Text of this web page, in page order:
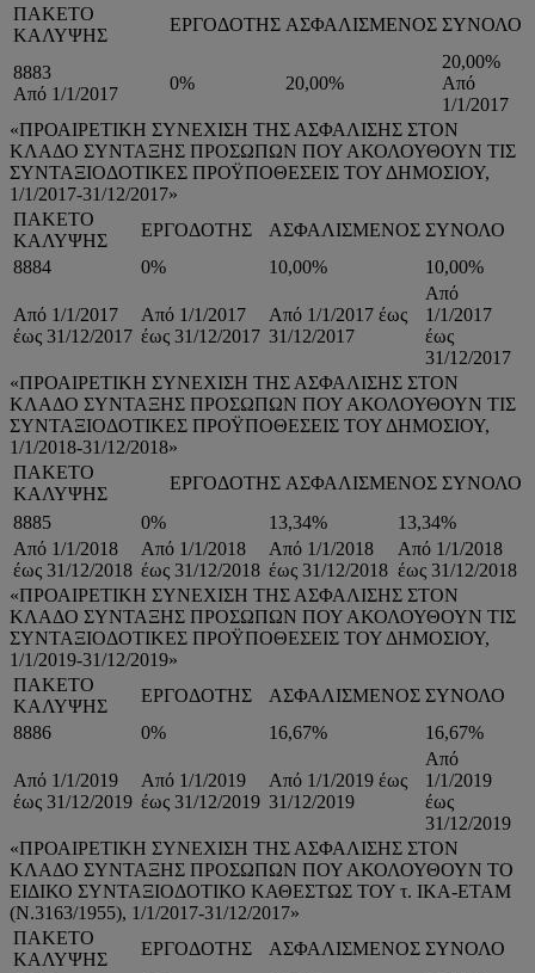
ΠΑΚΕΤΟ
ΚΑΛΥΨΗΣ
ΕΡΓΟΔΟΤΗΣ ΑΣΦΑΛΙΣΜΕΝΟΣ ΣΥΝΟΛΟ
8883
Από 1/1/2017
0% 20,00%
20,00%
Από
1/1/2017
«ΠΡΟΑΙΡΕΤΙΚΗ ΣΥΝΕΧΙΣΗ ΤΗΣ ΑΣΦΑΛΙΣΗΣ ΣΤΟΝ
ΚΛΑΔΟ ΣΥΝΤΑΞΗΣ ΠΡΟΣΩΠΩΝ ΠΟΥ ΑΚΟΛΟΥΘΟΥΝ ΤΙΣ
ΣΥΝΤΑΞΙΟΔΟΤΙΚΕΣ ΠΡΟΫΠΟΘΕΣΕΙΣ ΤΟΥ ΔΗΜΟΣΙΟΥ,
1/1/2017-31/12/2017»
ΠΑΚΕΤΟ
ΚΑΛΥΨΗΣ
ΕΡΓΟΔΟΤΗΣ ΑΣΦΑΛΙΣΜΕΝΟΣ ΣΥΝΟΛΟ
8884
0% 10,00% 10,00%
Από 1/1/2017
έως 31/12/2017
Από 1/1/2017
έως 31/12/2017
Από 1/1/2017 έως
31/12/2017
Από
1/1/2017
έως
31/12/2017
«ΠΡΟΑΙΡΕΤΙΚΗ ΣΥΝΕΧΙΣΗ ΤΗΣ ΑΣΦΑΛΙΣΗΣ ΣΤΟΝ
ΚΛΑΔΟ ΣΥΝΤΑΞΗΣ ΠΡΟΣΩΠΩΝ ΠΟΥ ΑΚΟΛΟΥΘΟΥΝ ΤΙΣ
ΣΥΝΤΑΞΙΟΔΟΤΙΚΕΣ ΠΡΟΫΠΟΘΕΣΕΙΣ ΤΟΥ ΔΗΜΟΣΙΟΥ,
1/1/2018-31/12/2018»
ΠΑΚΕΤΟ
ΚΑΛΥΨΗΣ
ΕΡΓΟΔΟΤΗΣ ΑΣΦΑΛΙΣΜΕΝΟΣ ΣΥΝΟΛΟ
8885
0% 13,34%
13,34%
Από 1/1/2018
έως 31/12/2018
Από 1/1/2018
έως 31/12/2018
Από 1/1/2018
έως 31/12/2018
Από 1/1/2018
έως 31/12/2018
«ΠΡΟΑΙΡΕΤΙΚΗ ΣΥΝΕΧΙΣΗ ΤΗΣ ΑΣΦΑΛΙΣΗΣ ΣΤΟΝ
ΚΛΑΔΟ ΣΥΝΤΑΞΗΣ ΠΡΟΣΩΠΩΝ ΠΟΥ ΑΚΟΛΟΥΘΟΥΝ ΤΙΣ
ΣΥΝΤΑΞΙΟΔΟΤΙΚΕΣ ΠΡΟΫΠΟΘΕΣΕΙΣ ΤΟΥ ΔΗΜΟΣΙΟΥ,
1/1/2019-31/12/2019»
ΠΑΚΕΤΟ
ΚΑΛΥΨΗΣ
ΕΡΓΟΔΟΤΗΣ ΑΣΦΑΛΙΣΜΕΝΟΣ ΣΥΝΟΛΟ
8886
0% 16,67% 16,67%
Από 1/1/2019
έως 31/12/2019
Από 1/1/2019
έως 31/12/2019
Από 1/1/2019 έως
31/12/2019
Από
1/1/2019
έως
31/12/2019
«ΠΡΟΑΙΡΕΤΙΚΗ ΣΥΝΕΧΙΣΗ ΤΗΣ ΑΣΦΑΛΙΣΗΣ ΣΤΟΝ
ΚΛΑΔΟ ΣΥΝΤΑΞΗΣ ΠΡΟΣΩΠΩΝ ΠΟΥ ΑΚΟΛΟΥΘΟΥΝ ΤΟ
ΕΙΔΙΚΟ ΣΥΝΤΑΞΙΟΔΟΤΙΚΟ ΚΑΘΕΣΤΩΣ ΤΟΥ τ. ΙΚΑ-ΕΤΑΜ
(Ν.3163/1955), 1/1/2017-31/12/2017»
ΠΑΚΕΤΟ
ΚΑΛΥΨΗΣ
ΕΡΓΟΔΟΤΗΣ ΑΣΦΑΛΙΣΜΕΝΟΣ ΣΥΝΟΛΟ